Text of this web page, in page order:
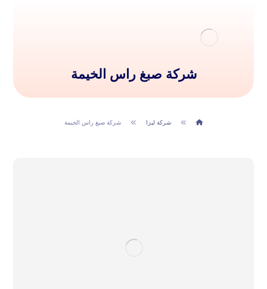
شركة صبغ راس الخيمة
شركة ليزا شركة صبغ راس الخيمة